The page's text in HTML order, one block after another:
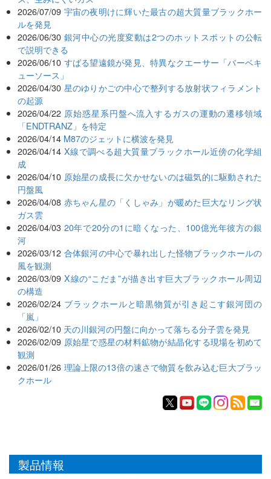
2026/07/09 宇宙の夜明けに輝いた最古の超大質量ブラックホー
ルを発見
2026/06/30 銀河中心の光度変動は2つのホットスポットの公転
で説明できる
2026/06/10 すばる望遠鏡が発見、特異なクエーサー「バーベキ
ューソース」
2026/04/30 星のゆりかごの中心で整列する放射状フィラメント
の起源
2026/04/22 原始惑星系円盤へ流入するガスの運動の遷移領域
「ENDTRANZ」を特定
2026/04/14 M87のジェットに横波を発見
2026/04/14 X線で調べる超大質量ブラックホール近傍の化学組
成
2026/04/10 原始星の成長に欠かせないのは磁気的に駆動された
円盤風
2026/04/08 赤ちゃん星の「くしゃみ」が暖めた巨大なリング状
ガス雲
2026/04/03 20年で20分の1に暗くなった、100億光年彼方の銀
河
2026/03/12 合体銀河の中心で暴れ出した怪物ブラックホールの
風を観測
2026/03/09 X線の“こだま”が描き出す巨大ブラックホール周辺
の構造
2026/02/24 ブラックホールと暗黒物質が引き起こす銀河団の
「嵐」
2026/02/10 天の川銀河の円盤に向かって落ちる分子雲を発見
2026/02/09 原始星で惑星の材料鉱物が結晶化する現場を初めて
観測
2026/01/26 理論上限の13倍の速さで物質を飲み込む巨大ブラッ
クホール
製品情報